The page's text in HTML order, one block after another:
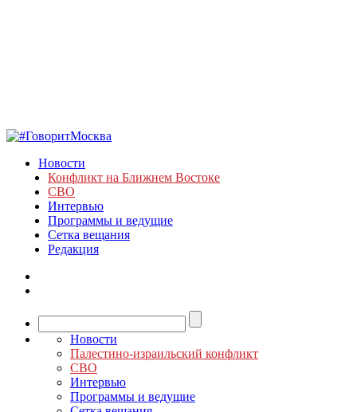
Новости
Конфликт на Ближнем Востоке
СВО
Интервью
Программы и ведущие
Сетка вещания
Редакция
Новости
Палестино-израильский конфликт
СВО
Интервью
Программы и ведущие